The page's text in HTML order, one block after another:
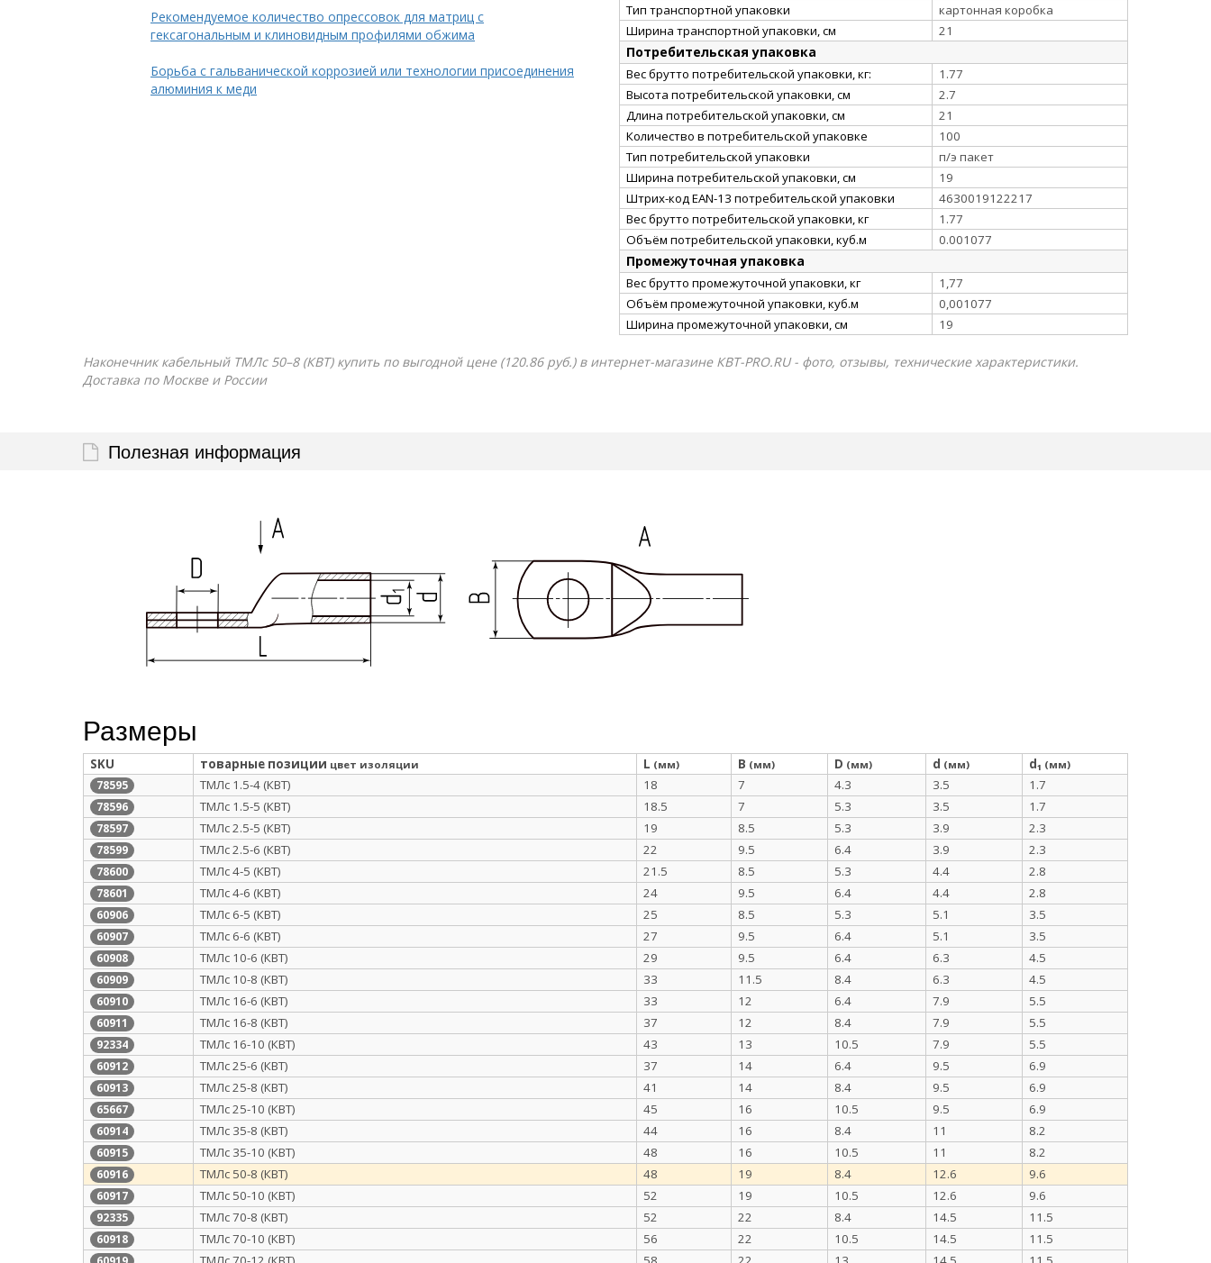
Рекомендуемое количество опрессовок для матриц с
гексагональным и клиновидным профилями обжима
Борьба с гальванической коррозией или технологии присоединения
алюминия к меди
Тип транспортной упаковки
картонная коробка
Ширина транспортной упаковки, см
21
Потребительская упаковка
Вес брутто потребительской упаковки, кг:
1.77
Высота потребительской упаковки, см
2.7
Длина потребительской упаковки, см
21
Количество в потребительской упаковке
100
Тип потребительской упаковки
п/э пакет
Ширина потребительской упаковки, см
19
Штрих-код EAN-13 потребительской упаковки
4630019122217
Вес брутто потребительской упаковки, кг
1.77
Объём потребительской упаковки, куб.м
0.001077
Промежуточная упаковка
Вес брутто промежуточной упаковки, кг
1,77
Объём промежуточной упаковки, куб.м
0,001077
Ширина промежуточной упаковки, см
19
Наконечник кабельный ТМЛс 50–8 (КВТ) купить по выгодной цене (120.86 руб.) в интернет-магазине КВТ-PRO.RU - фото, отзывы, технические характеристики.
Доставка по Москве и России
Полезная информация
Размеры
SKU товарные позиции цвет изоляции L (мм) B (мм) D (мм) d (мм) d₁ (мм)
78595 ТМЛс 1.5-4 (КВТ) 18 7 4.3 3.5 1.7
78596 ТМЛс 1.5-5 (КВТ) 18.5 7 5.3 3.5 1.7
78597 ТМЛс 2.5-5 (КВТ) 19 8.5 5.3 3.9 2.3
78599 ТМЛс 2.5-6 (КВТ) 22 9.5 6.4 3.9 2.3
78600 ТМЛс 4-5 (КВТ) 21.5 8.5 5.3 4.4 2.8
78601 ТМЛс 4-6 (КВТ) 24 9.5 6.4 4.4 2.8
60906 ТМЛс 6-5 (КВТ) 25 8.5 5.3 5.1 3.5
60907 ТМЛс 6-6 (КВТ) 27 9.5 6.4 5.1 3.5
60908 ТМЛс 10-6 (КВТ) 29 9.5 6.4 6.3 4.5
60909 ТМЛс 10-8 (КВТ) 33 11.5 8.4 6.3 4.5
60910 ТМЛс 16-6 (КВТ) 33 12 6.4 7.9 5.5
60911 ТМЛс 16-8 (КВТ) 37 12 8.4 7.9 5.5
92334 ТМЛс 16-10 (КВТ) 43 13 10.5 7.9 5.5
60912 ТМЛс 25-6 (КВТ) 37 14 6.4 9.5 6.9
60913 ТМЛс 25-8 (КВТ) 41 14 8.4 9.5 6.9
65667 ТМЛс 25-10 (КВТ) 45 16 10.5 9.5 6.9
60914 ТМЛс 35-8 (КВТ) 44 16 8.4 11 8.2
60915 ТМЛс 35-10 (КВТ) 48 16 10.5 11 8.2
60916 ТМЛс 50-8 (КВТ) 48 19 8.4 12.6 9.6
60917 ТМЛс 50-10 (КВТ) 52 19 10.5 12.6 9.6
92335 ТМЛс 70-8 (КВТ) 52 22 8.4 14.5 11.5
60918 ТМЛс 70-10 (КВТ) 56 22 10.5 14.5 11.5